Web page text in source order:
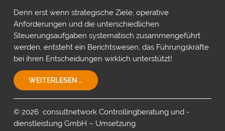
Denn erst wenn strategische Ziele, operative
Anforderungen und die unterschiedlichen
Steuerungsaufgaben systematisch zusammengeführt
werden, entsteht ein Berichtswesen, das Führungskräfte
bei ihren Entscheidungen wirklich unterstützt!
WEITERLESEN …EIN
STEUERUNGSKONZEPT
UNTERNEHMEN!
© 2026 consultnetwork Controllingberatung und -
dienstleistung GmbH – Umsetzung